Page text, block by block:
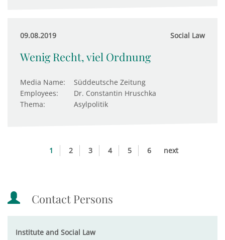
09.08.2019 Social Law
Wenig Recht, viel Ordnung
Media Name:
Süddeutsche Zeitung
Employees:
Dr. Constantin Hruschka
Thema:
Asylpolitik
1 2 3 4 5 6 next
Contact Persons
Institute and Social Law